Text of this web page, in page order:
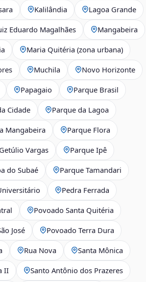
Kalilândia Lagoa Grande
Eduardo Magalhães Mangabeira
Maria Quitéria (zona urbana)
Muchila Novo Horizonte
Papagaio Parque Brasil
Cidade Parque da Lagoa
Mangabeira Parque Flora
Vargas Parque Ipê
do Subaé Parque Tamandari
Pedra Ferrada
Povoado Santa Quitéria
José Povoado Terra Dura
Rua Nova Santa Mônica
II Santo Antônio dos Prazeres